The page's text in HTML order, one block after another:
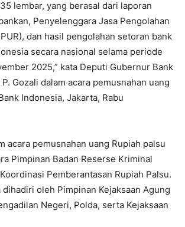
lembar, yang berasal dari laporan
Penyelenggara Jasa Pengolahan
dan hasil pengolahan setoran bank
secara nasional selama periode
2025,” kata Deputi Gubernur Bank
Gozali dalam acara pemusnahan uang
Indonesia, Jakarta, Rabu
acara pemusnahan uang Rupiah palsu
Pimpinan Badan Reserse Kriminal
Pemberantasan Rupiah Palsu.
dihadiri oleh Pimpinan Kejaksaan Agung
Negeri, Polda, serta Kejaksaan